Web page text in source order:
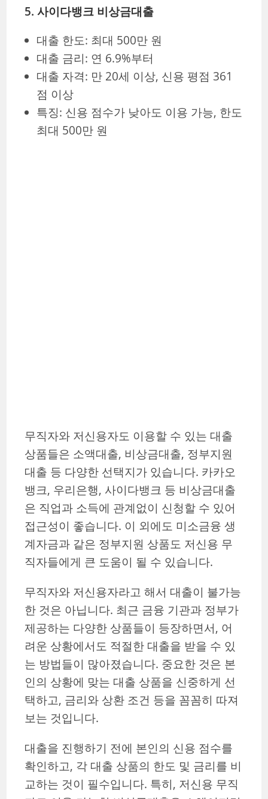
5. 사이다뱅크 비상금대출
대출 한도: 최대 500만 원
대출 금리: 연 6.9%부터
대출 자격: 만 20세 이상, 신용 평점 361
점 이상
특징: 신용 점수가 낮아도 이용 가능, 한도
최대 500만 원
무직자와 저신용자도 이용할 수 있는 대출
상품들은 소액대출, 비상금대출, 정부지원
대출 등 다양한 선택지가 있습니다. 카카오
뱅크, 우리은행, 사이다뱅크 등 비상금대출
은 직업과 소득에 관계없이 신청할 수 있어
접근성이 좋습니다. 이 외에도 미소금융 생
계자금과 같은 정부지원 상품도 저신용 무
직자들에게 큰 도움이 될 수 있습니다.
무직자와 저신용자라고 해서 대출이 불가능
한 것은 아닙니다. 최근 금융 기관과 정부가
제공하는 다양한 상품들이 등장하면서, 어
려운 상황에서도 적절한 대출을 받을 수 있
는 방법들이 많아졌습니다. 중요한 것은 본
인의 상황에 맞는 대출 상품을 신중하게 선
택하고, 금리와 상환 조건 등을 꼼꼼히 따져
보는 것입니다.
대출을 진행하기 전에 본인의 신용 점수를
확인하고, 각 대출 상품의 한도 및 금리를 비
교하는 것이 필수입니다. 특히, 저신용 무직